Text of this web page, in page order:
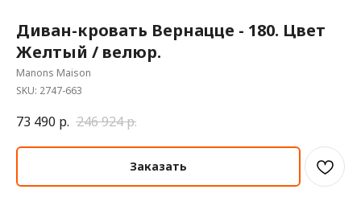
Диван-кровать Вернацце - 180. Цвет
Желтый / велюр.
Manons Maison
SKU: 2747-663
73 490 р. 246 924р.
Заказать